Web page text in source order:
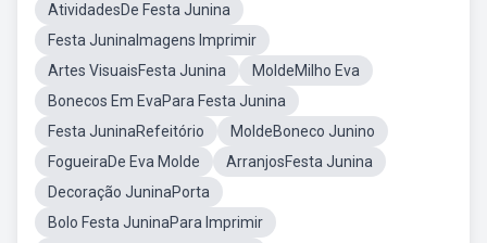
AtividadesDe Festa Junina
Festa JuninaImagens Imprimir
Artes VisuaisFesta Junina
MoldeMilho Eva
Bonecos Em EvaPara Festa Junina
Festa JuninaRefeitório
MoldeBoneco Junino
FogueiraDe Eva Molde
ArranjosFesta Junina
Decoração JuninaPorta
Bolo Festa JuninaPara Imprimir